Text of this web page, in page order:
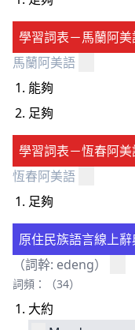
學習詞表－馬蘭阿美
馬蘭阿美語
能夠
足夠
學習詞表－恆春阿美
恆春阿美語
足夠
原住民族語言線上辭
（詞幹: edeng）
詞頻：（34）
大約